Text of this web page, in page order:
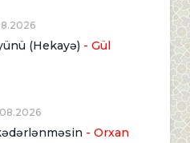
(Hekayə) - Gül
- Orxan